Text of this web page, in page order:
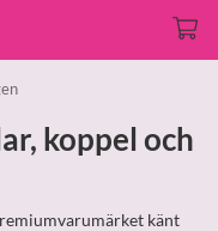
koppel och
känt